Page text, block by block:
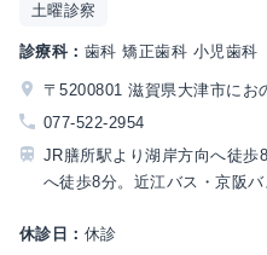
土曜診察
診療科： 歯科 矯正歯科 小児歯科
〒5200801 滋賀県大津市に
077-522-2954
JR膳所駅より湖岸方向へ徒歩
へ徒歩8分。近江バス・京阪バ
休診日： 休診